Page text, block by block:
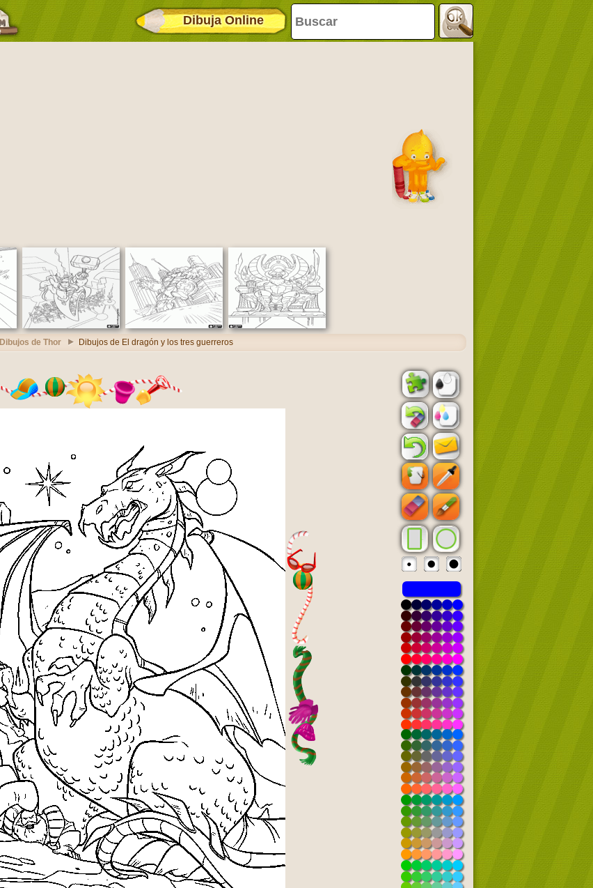
Dibuja Online
Dibujos de Thor Dibujos de El dragón y los tres guerreros